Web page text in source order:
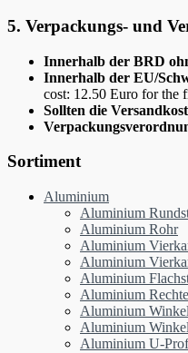
5. Verpackungs- und
Innerhalb der BRD
Innerhalb der EU/
cost: 12.50 Euro for the
Sollten die
Sortiment
Aluminium
Aluminium
Aluminium Rohr
Aluminium
Aluminium
Aluminium
Aluminium
Aluminium
Aluminium
Aluminium U-